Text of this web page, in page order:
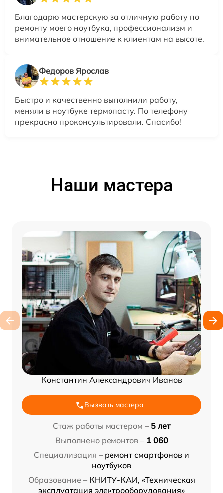
Благодарю мастерскую за отличную работу по
ремонту моего ноутбука, профессионализм и
внимательное отношение к клиентам на высоте.
Федоров Ярослав
Быстро и качественно выполнили работу,
меняли в ноутбуке термопасту. По телефону
прекрасно проконсультировали. Спасибо!
Наши мастера
Константин Александрович Иванов
Вызвать мастера
Стаж работы мастером – 5 лет
Выполнено ремонтов – 1 060
Специализация – ремонт смартфонов и
ноутбуков
Образование – КНИТУ-КАИ, «Техническая
эксплуатация электрооборудования»